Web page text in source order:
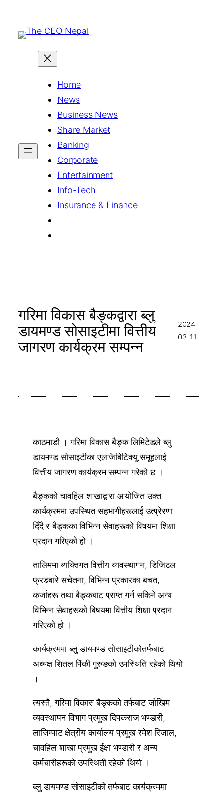
जानुहोस्
Home
News
Business News
Share Market
Banking
Corporate
Entertainment
Info-Tech
Insurance & Finance
गरिमा विकास बैङ्कद्वारा ब्लु
डायमण्ड सोसाइटीमा वित्तीय
जागरण कार्यक्रम सम्पन्न
2024-
03-11
काठमाडौ । गरिमा विकास बैङ्क लिमिटेडले ब्लु
डायमण्ड सोसाइटीका एलजिबिटिक्यू समूहलाई
वित्तीय जागरण कार्यक्रम सम्पन्न गरेको छ ।
बैङ्कको चावहिल शाखाद्वारा आयोजित उक्त
कार्यक्रममा उपस्थित सहभागीहरूलाई उत्प्रेरणा
दिँदै र बैङ्कका विभिन्न सेवाहरूको विषयमा शिक्षा
प्रदान गरिएको हो ।
तालिममा व्यक्तिगत वित्तीय व्यवस्थापन, डिजिटल
फ्रडबारे सचेतना, विभिन्न प्रकारका बचत,
कर्जाहरू तथा बैङ्कबाट प्राप्त गर्न सकिने अन्य
विभिन्न सेवाहरूको बिषयमा वित्तीय शिक्षा प्रदान
गरिएको हो ।
कार्यक्रममा ब्लु डायमण्ड सोसाइटीकोतर्फबाट
अध्यक्ष शितल पिंकी गुरुङको उपस्थिति रहेको थियो
।
त्यस्तै, गरिमा विकास बैङ्कको तर्फबाट जोखिम
व्यवस्थापन विभाग प्रमुख दिपकराज भण्डारी,
लाजिम्पाट क्षेत्रीय कार्यालय प्रमुख रमेश रिजाल,
चावहिल शाखा प्रमुख ईक्षा भण्डारी र अन्य
कर्मचारीहरूको उपस्थिती रहेको थियो ।
ब्लु डायमण्ड सोसाइटीको तर्फबाट कार्यक्रममा